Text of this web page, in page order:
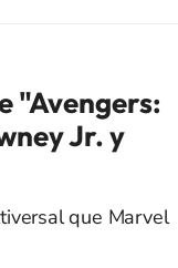
"Avengers:
Jr. y
que Marvel